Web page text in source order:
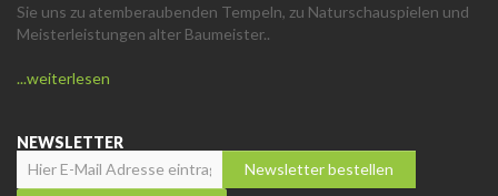
Sie uns zu atemberaubenden Tempeln, zu Naturschauspielen und
Meisterleistungen alter Baumeister..
...weiterlesen
NEWSLETTER